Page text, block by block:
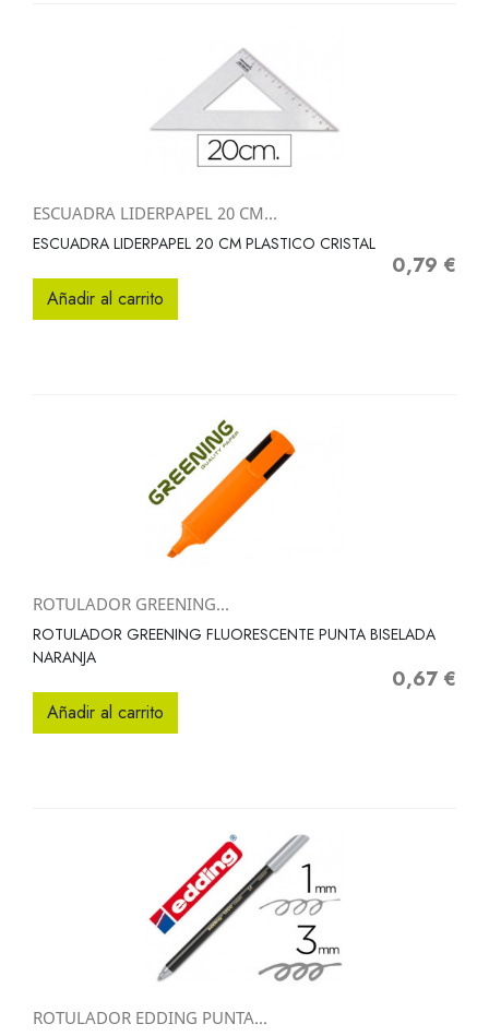
ESCUADRA LIDERPAPEL 20 CM...
ESCUADRA LIDERPAPEL 20 CM PLASTICO CRISTAL
Precio
0,79 €
Añadir al carrito
ROTULADOR GREENING...
ROTULADOR GREENING FLUORESCENTE PUNTA BISELADA
NARANJA
Precio
0,67 €
Añadir al carrito
ROTULADOR EDDING PUNTA...